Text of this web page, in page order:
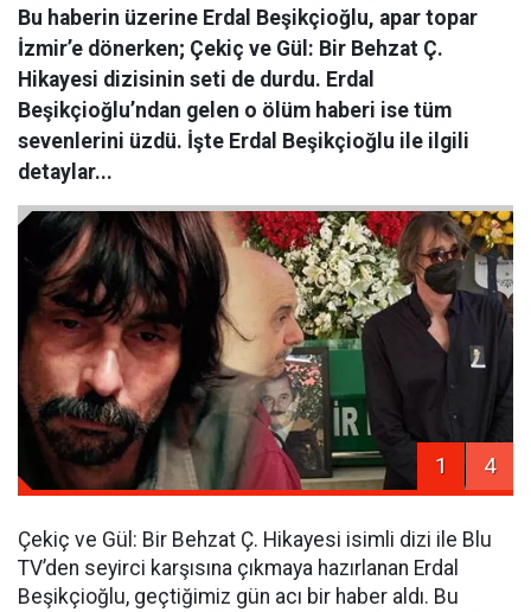
Bu haberin üzerine Erdal Beşikçioğlu, apar topar
İzmir’e dönerken; Çekiç ve Gül: Bir Behzat Ç.
Hikayesi dizisinin seti de durdu. Erdal
Beşikçioğlu’ndan gelen o ölüm haberi ise tüm
sevenlerini üzdü. İşte Erdal Beşikçioğlu ile ilgili
detaylar...
1 4
Çekiç ve Gül: Bir Behzat Ç. Hikayesi isimli dizi ile Blu
TV’den seyirci karşısına çıkmaya hazırlanan Erdal
Beşikçioğlu, geçtiğimiz gün acı bir haber aldı. Bu